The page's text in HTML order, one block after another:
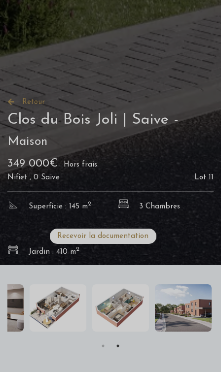
Retour
Clos du Bois Joli | Saive -
Maison
349 000€
Hors frais
Nifiet , 0 Saive
Lot 11
Superficie : 145 m2 3 Chambres
Recevoir la documentation
Jardin : 410 m2